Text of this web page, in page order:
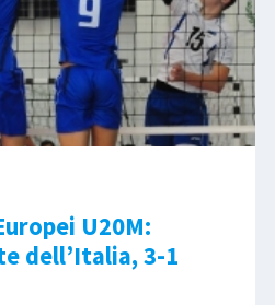
U20M:
dell’Italia, 3-1